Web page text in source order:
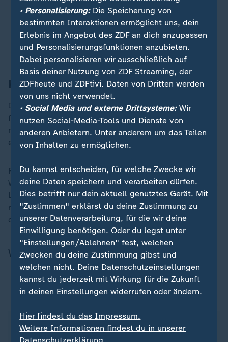
Entwicklung gut ist. Denn der ESC
muss ständig reformiert werden.
Dominik Rzepka, ESC-Experte von ZDFheute
Kanada würde bei Sieg ESC ausrichten
In den Augen des Experten ist die EBU-Entscheidung
für eine kanadische Teilnahme der Versuch, den ESC
moderner zu gestalten. Man wolle neue Zielgruppen
erschließen und sich für neue Märkte öffnen.
Für den Fall eines Siegs 2027 würde Kanada den
Wettbewerb im darauffolgenden Jahr sogar im eigenen
Land ausrichten, wie der ESC-Veranstalter ZDFheute
mitteilt. Ein ESC in Toronto oder Vancouver 2028 wäre
damit tatsächlich möglich.
Wichtiger Hinweis in eigener Sache
Unser Nachrichtenangebot - jetzt als bevorzugte
Quelle bei Google
Wer bei Google etwas sucht, bekommt neben den
Suchergebnissen auch eine Box mit Schlagzeilen
• Personalisierung:Die Speicherung von
bestimmten Interaktionen ermöglicht uns, dein
Erlebnis im Angebot des ZDF an dich anzupassen
und Personalisierungsfunktionen anzubieten.
Dabei personalisieren wir ausschließlich auf
Basis deiner Nutzung von ZDF Streaming, der
ZDFheute und ZDFtivi. Daten von Dritten werden
von uns nicht verwendet.
• Social Media und externe Drittsysteme:Wir
nutzen Social-Media-Tools und Dienste von
anderen Anbietern. Unter anderem um das Teilen
von Inhalten zu ermöglichen.
Du kannst entscheiden, für welche Zwecke wir
deine Daten speichern und verarbeiten dürfen.
Dies betrifft nur dein aktuell genutztes Gerät. Mit
"Zustimmen" erklärst du deine Zustimmung zu
unserer Datenverarbeitung, für die wir deine
Einwilligung benötigen. Oder du legst unter
"Einstellungen/Ablehnen" fest, welchen
Zwecken du deine Zustimmung gibst und
welchen nicht. Deine Datenschutzeinstellungen
kannst du jederzeit mit Wirkung für die Zukunft
in deinen Einstellungen widerrufen oder ändern.
Hier findest du das Impressum.
Weitere Informationen findest du in unserer
Datenschutzerklärung.